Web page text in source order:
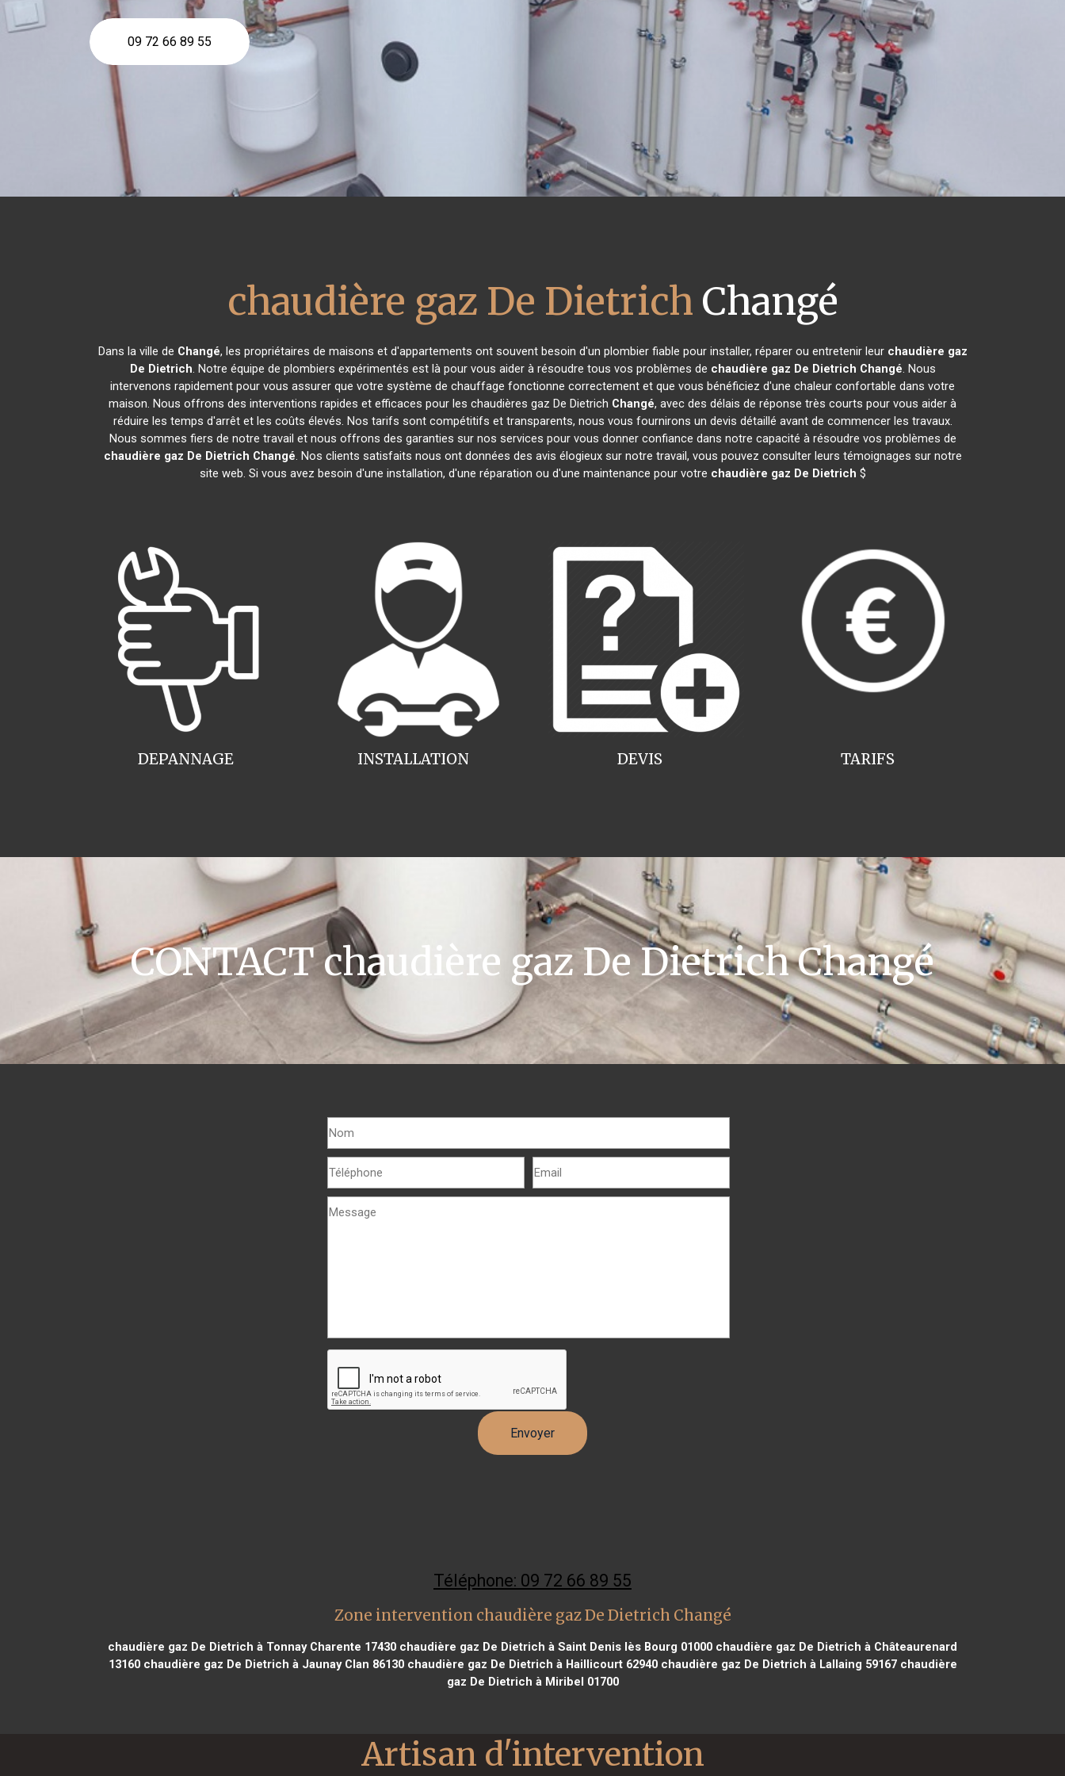
09 72 66 89 55
chaudière gaz De Dietrich Changé
Dans la ville de Changé, les propriétaires de maisons et d'appartements ont souvent besoin d'un plombier fiable pour installer, réparer ou entretenir leur chaudière gaz
De Dietrich. Notre équipe de plombiers expérimentés est là pour vous aider à résoudre tous vos problèmes de chaudière gaz De Dietrich Changé. Nous
intervenons rapidement pour vous assurer que votre système de chauffage fonctionne correctement et que vous bénéficiez d'une chaleur confortable dans votre
maison. Nous offrons des interventions rapides et efficaces pour les chaudières gaz De Dietrich Changé, avec des délais de réponse très courts pour vous aider à
réduire les temps d'arrêt et les coûts élevés. Nos tarifs sont compétitifs et transparents, nous vous fournirons un devis détaillé avant de commencer les travaux.
Nous sommes fiers de notre travail et nous offrons des garanties sur nos services pour vous donner confiance dans notre capacité à résoudre vos problèmes de
chaudière gaz De Dietrich Changé. Nos clients satisfaits nous ont données des avis élogieux sur notre travail, vous pouvez consulter leurs témoignages sur notre
site web. Si vous avez besoin d'une installation, d'une réparation ou d'une maintenance pour votre chaudière gaz De Dietrich $
INSTALLATION
DEPANNAGE TARIFS
DEVIS
CONTACT chaudière gaz De Dietrich Changé
Téléphone: 09 72 66 89 55
Zone intervention chaudière gaz De Dietrich Changé
chaudière gaz De Dietrich à Tonnay Charente 17430 chaudière gaz De Dietrich à Saint Denis lès Bourg 01000 chaudière gaz De Dietrich à Châteaurenard
13160chaudière gaz De Dietrich à Jaunay Clan 86130chaudière gaz De Dietrich à Haillicourt 62940chaudière gaz De Dietrich à Lallaing 59167chaudière
gaz De Dietrich à Miribel 01700
Artisan d'intervention